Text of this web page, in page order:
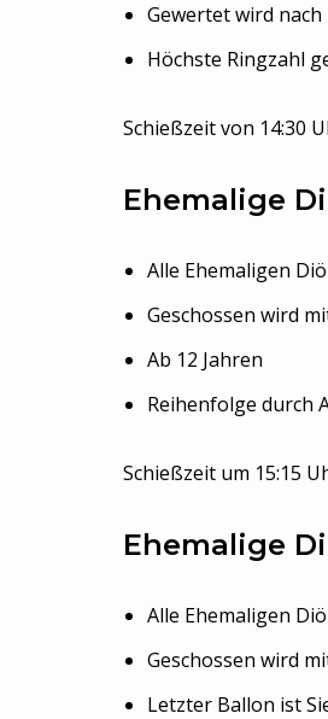
Gewertet wird nach
Höchste Ringzahl
Schießzeit von 14:30
Ehemalige
Alle Ehemaligen
Geschossen wird
Ab 12 Jahren
Reihenfolge durch
Schießzeit um 15:15
Ehemalige
Alle Ehemaligen
Geschossen wird
Letzter Ballon ist